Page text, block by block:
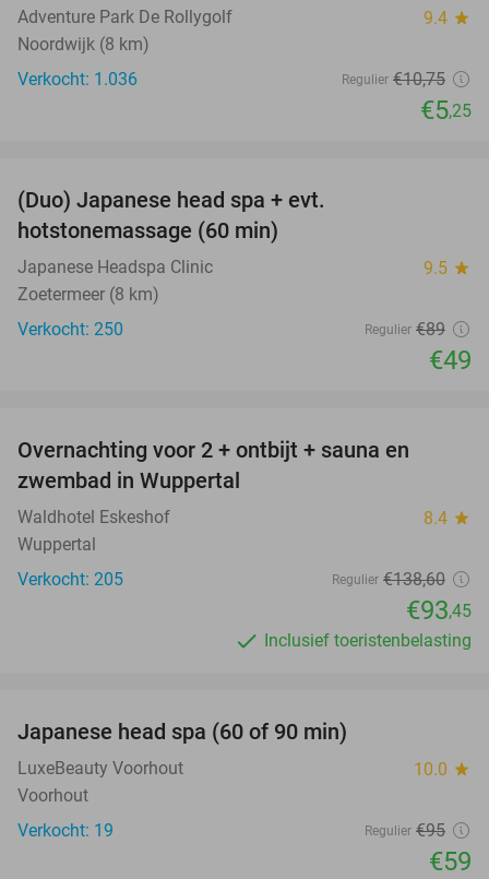
Adventure Park De Rollygolf 9.4 star
Noordwijk (8 km)
Verkocht: 1.036
Regulier €10,75
€5,25
(Duo) Japanese head spa + evt.
hotstonemassage (60 min)
Japanese Headspa Clinic 9.5 star
Zoetermeer (8 km)
Verkocht: 250
Regulier €89
€49
Overnachting voor 2 + ontbijt + sauna en
zwembad in Wuppertal
Waldhotel Eskeshof 8.4 star
Wuppertal
Verkocht: 205
Regulier €138,60
€93,45
Inclusief toeristenbelasting
Japanese head spa (60 of 90 min)
LuxeBeauty Voorhout 10.0 star
Voorhout
Verkocht: 19
Regulier €95
€59